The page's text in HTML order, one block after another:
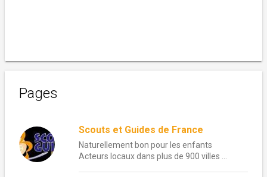
Pages
Scouts et Guides de France
Naturellement bon pour les enfants
Acteurs locaux dans plus de 900 villes ...